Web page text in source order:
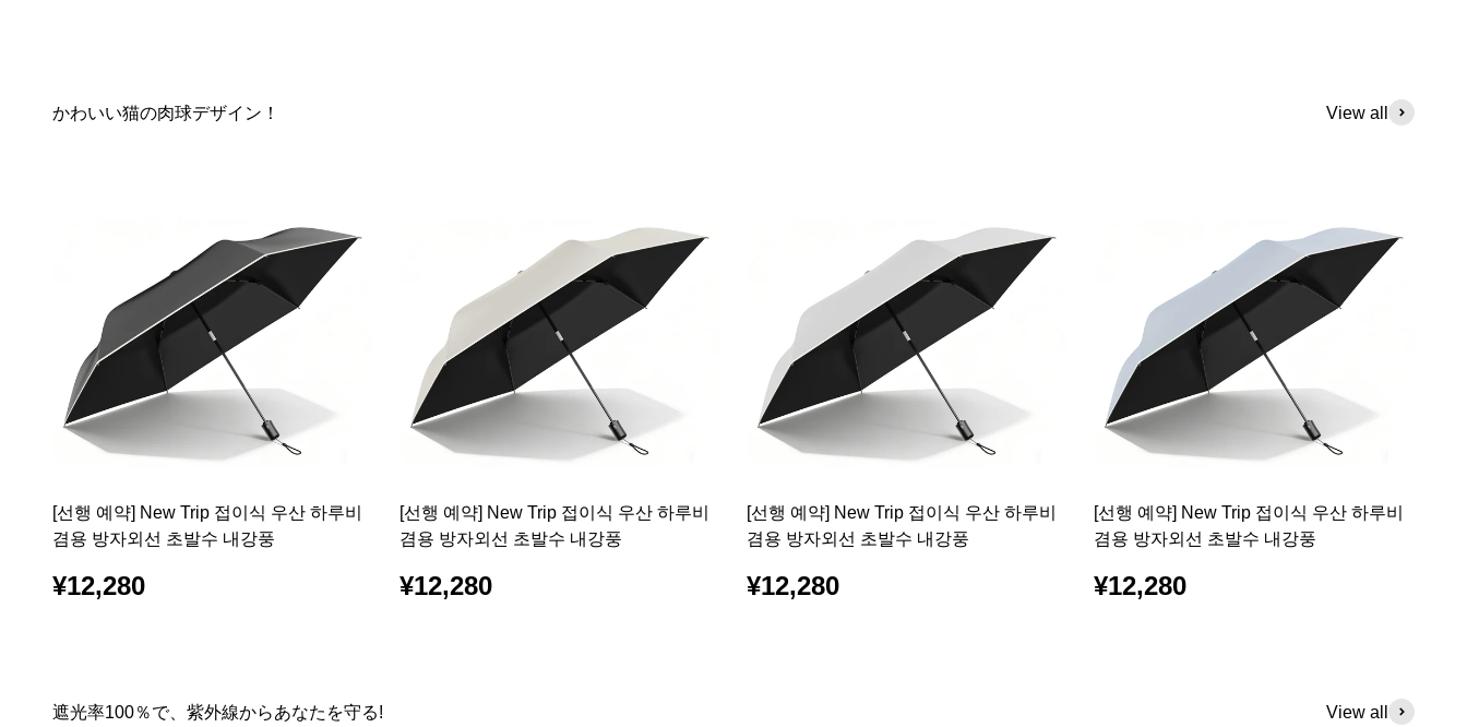
かわいい猫の肉球デザイン！ View all
[선행 예약] New Trip 접이식 우산 하루비
겸용 방자외선 초발수 내강풍
¥12,280
[선행 예약] New Trip 접이식 우산 하루비
겸용 방자외선 초발수 내강풍
¥12,280
[선행 예약] New Trip 접이식 우산 하루비
겸용 방자외선 초발수 내강풍
¥12,280
[선행 예약] New Trip 접이식 우산 하루비
겸용 방자외선 초발수 내강풍
¥12,280
遮光率100％で、紫外線からあなたを守る! View all